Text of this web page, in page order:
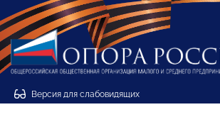
Версия для слабовидящих